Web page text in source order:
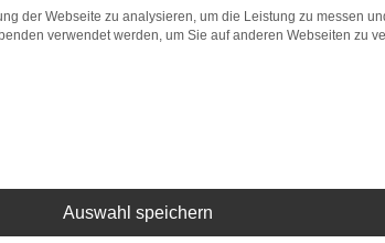
Tipps, die dir helfen können:
Firewall und deine Internetverbindung.
der Webseite zu analysieren, um die Leistung zu messen
verwendet werden, um Sie auf anderen Webseiten zu
Auswahl speichern